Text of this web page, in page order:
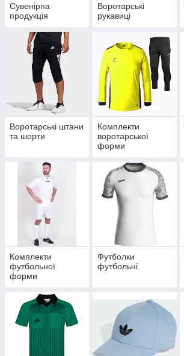
Сувенірна
продукція
Воротарські
рукавиці
Воротарські штани
та шорти
Комплекти
воротарської
форми
Комплекти
футбольної
форми
Футболки
футбольні